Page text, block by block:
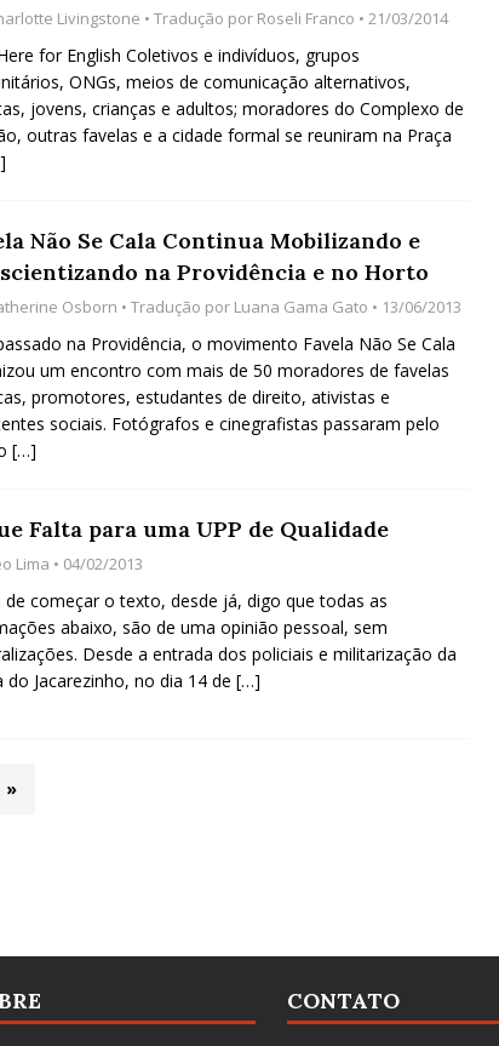
Livingstone • Tradução por Roseli Franco • 21/03/2014
for English Coletivos e indivíduos, grupos
ONGs, meios de comunicação alternativos,
jovens, crianças e adultos; moradores do Complexo de
outras favelas e a cidade formal se reuniram na Praça
Não Se Cala Continua Mobilizando e
na Providência e no Horto
Osborn • Tradução por Luana Gama Gato • 13/06/2013
na Providência, o movimento Favela Não Se Cala
um encontro com mais de 50 moradores de favelas
promotores, estudantes de direito, ativistas e
sociais. Fotógrafos e cinegrafistas passaram pelo
[…]
Falta para uma UPP de Qualidade
Lima • 04/02/2013
de começar o texto, desde já, digo que todas as
abaixo, são de uma opinião pessoal, sem
Desde a entrada dos policiais e militarização da
do Jacarezinho, no dia 14 de […]
»
CONTATO